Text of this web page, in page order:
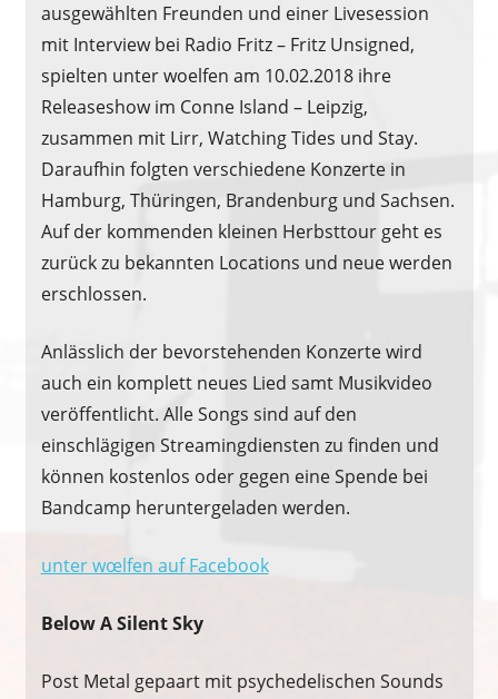
ausgewählten Freunden und einer Livesession
mit Interview bei Radio Fritz – Fritz Unsigned,
spielten unter woelfen am 10.02.2018 ihre
Releaseshow im Conne Island – Leipzig,
zusammen mit Lirr, Watching Tides und Stay.
Daraufhin folgten verschiedene Konzerte in
Hamburg, Thüringen, Brandenburg und Sachsen.
Auf der kommenden kleinen Herbsttour geht es
zurück zu bekannten Locations und neue werden
erschlossen.
Anlässlich der bevorstehenden Konzerte wird
auch ein komplett neues Lied samt Musikvideo
veröffentlicht. Alle Songs sind auf den
einschlägigen Streamingdiensten zu finden und
können kostenlos oder gegen eine Spende bei
Bandcamp heruntergeladen werden.
unter wœlfen auf Facebook
Below A Silent Sky
Post Metal gepaart mit psychedelischen Sounds